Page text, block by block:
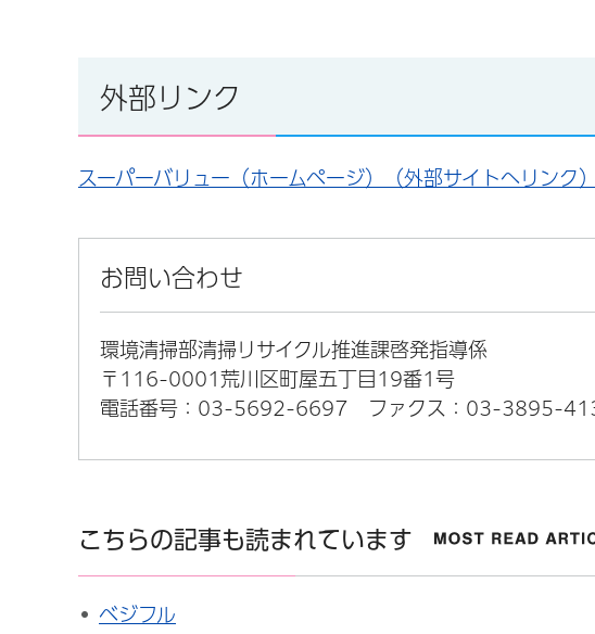
外部リンク
スーパーバリュー（ホームページ）（外部サイトへリンク
お問い合わせ
環境清掃部清掃リサイクル推進課啓発指導係
〒116-0001荒川区町屋五丁目19番1号
電話番号：03-5692-6697
ファクス：03-3895-
こちらの記事も読まれています
ベジフル